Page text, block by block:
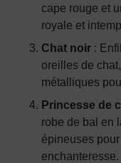
cape rouge et
royale et
Chat noir :
oreilles de
métalliques
Princesse de
robe de bal en
épineuses
enchanteresse.